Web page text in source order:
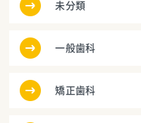
未分類
一般歯科
矯正歯科